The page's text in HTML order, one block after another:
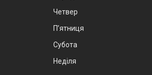
Четвер
Пʼятниця
Субота
Неділя